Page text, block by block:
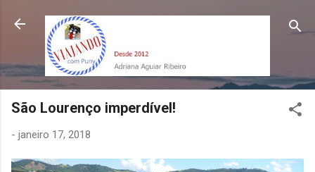
Pular para o conteúdo principal
São Lourenço imperdível!
- janeiro 17, 2018